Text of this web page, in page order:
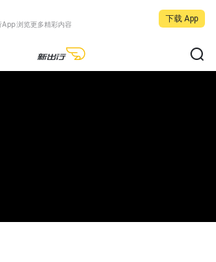
App 浏览更多精彩内容
下载 App